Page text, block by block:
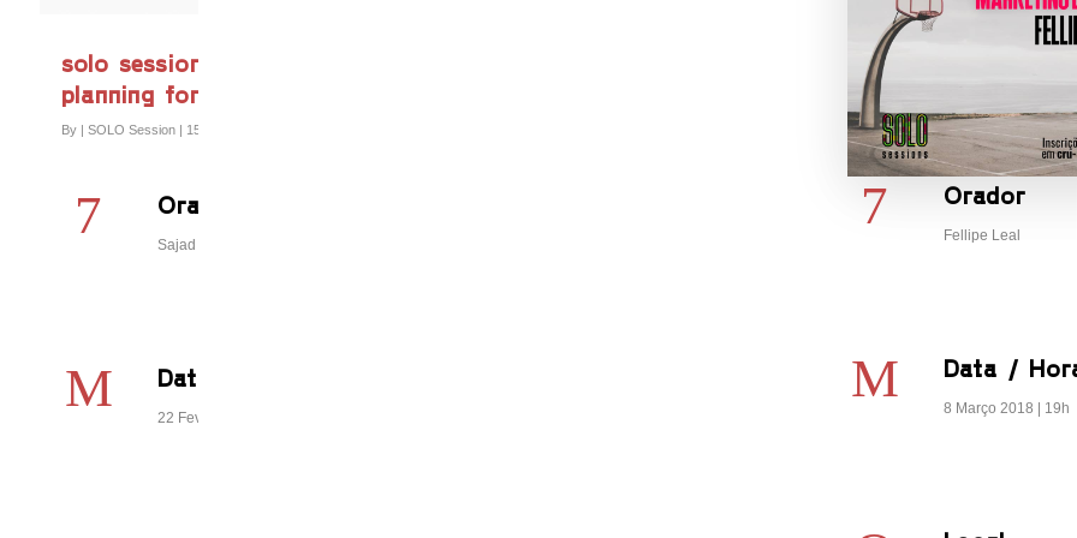
Orador
Fellipe Leal
Data /
8 Março 2018 | 19h
solo session #1: financial
planning for creatives
By | SOLO Session | 159 Comments
Orador
Sajad Shaterian
Data / Hora
22 Fevereiro 2018 | 19h